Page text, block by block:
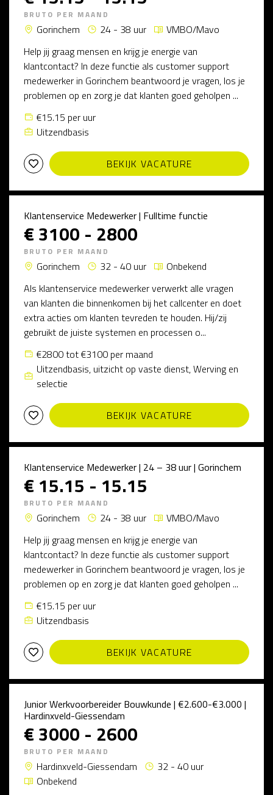
BRUTO PER MAAND
Gorinchem 24 - 38 uur
VMBO/Mavo
Help jij graag mensen en krijg je energie van
klantcontact? In deze functie als customer support
medewerker in Gorinchem beantwoord je vragen, los je
problemen op en zorg je dat klanten goed geholpen ...
€15.15 per uur
Uitzendbasis
BEKIJK VACATURE
Klantenservice Medewerker | Fulltime functie
€ 3100 - 2800
BRUTO PER MAAND
Gorinchem 32 - 40 uur
Onbekend
Als klantenservice medewerker verwerkt alle vragen
van klanten die binnenkomen bij het callcenter en doet
extra acties om klanten tevreden te houden. Hij/zij
gebruikt de juiste systemen en processen o...
€2800 tot €3100 per maand
Uitzendbasis, uitzicht op vaste dienst, Werving en
selectie
BEKIJK VACATURE
Klantenservice Medewerker | 24 – 38 uur | Gorinchem
€ 15.15 - 15.15
BRUTO PER MAAND
Gorinchem 24 - 38 uur
VMBO/Mavo
Help jij graag mensen en krijg je energie van
klantcontact? In deze functie als customer support
medewerker in Gorinchem beantwoord je vragen, los je
problemen op en zorg je dat klanten goed geholpen ...
€15.15 per uur
Uitzendbasis
BEKIJK VACATURE
Junior Werkvoorbereider Bouwkunde | €2.600-€3.000 |
Hardinxveld-Giessendam
€ 3000 - 2600
BRUTO PER MAAND
Hardinxveld-Giessendam
32 - 40 uur
Onbekend